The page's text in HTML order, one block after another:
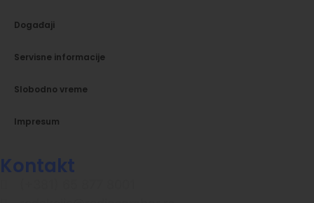
Događaji
Servisne informacije
Slobodno vreme
Impresum
Kontakt